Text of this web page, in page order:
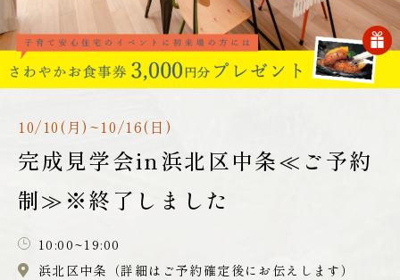
10/10(月)~10/16(日)
完成見学会in浜北区中条≪ご予約
制≫※終了しました
10:00~19:00
浜北区中条（詳細はご予約確定後にお伝えします）